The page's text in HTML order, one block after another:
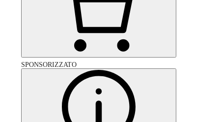
SPONSORIZZATO